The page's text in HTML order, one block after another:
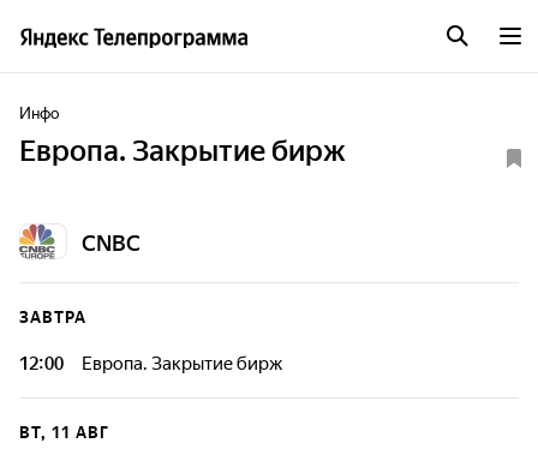
Инфо
Европа. Закрытие бирж
CNBC
ЗАВТРА
12:00 Европа. Закрытие бирж
ВТ, 11 АВГ